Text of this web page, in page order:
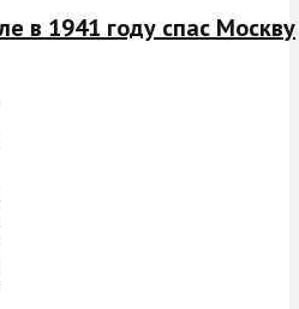
в 1941 году спас Москву